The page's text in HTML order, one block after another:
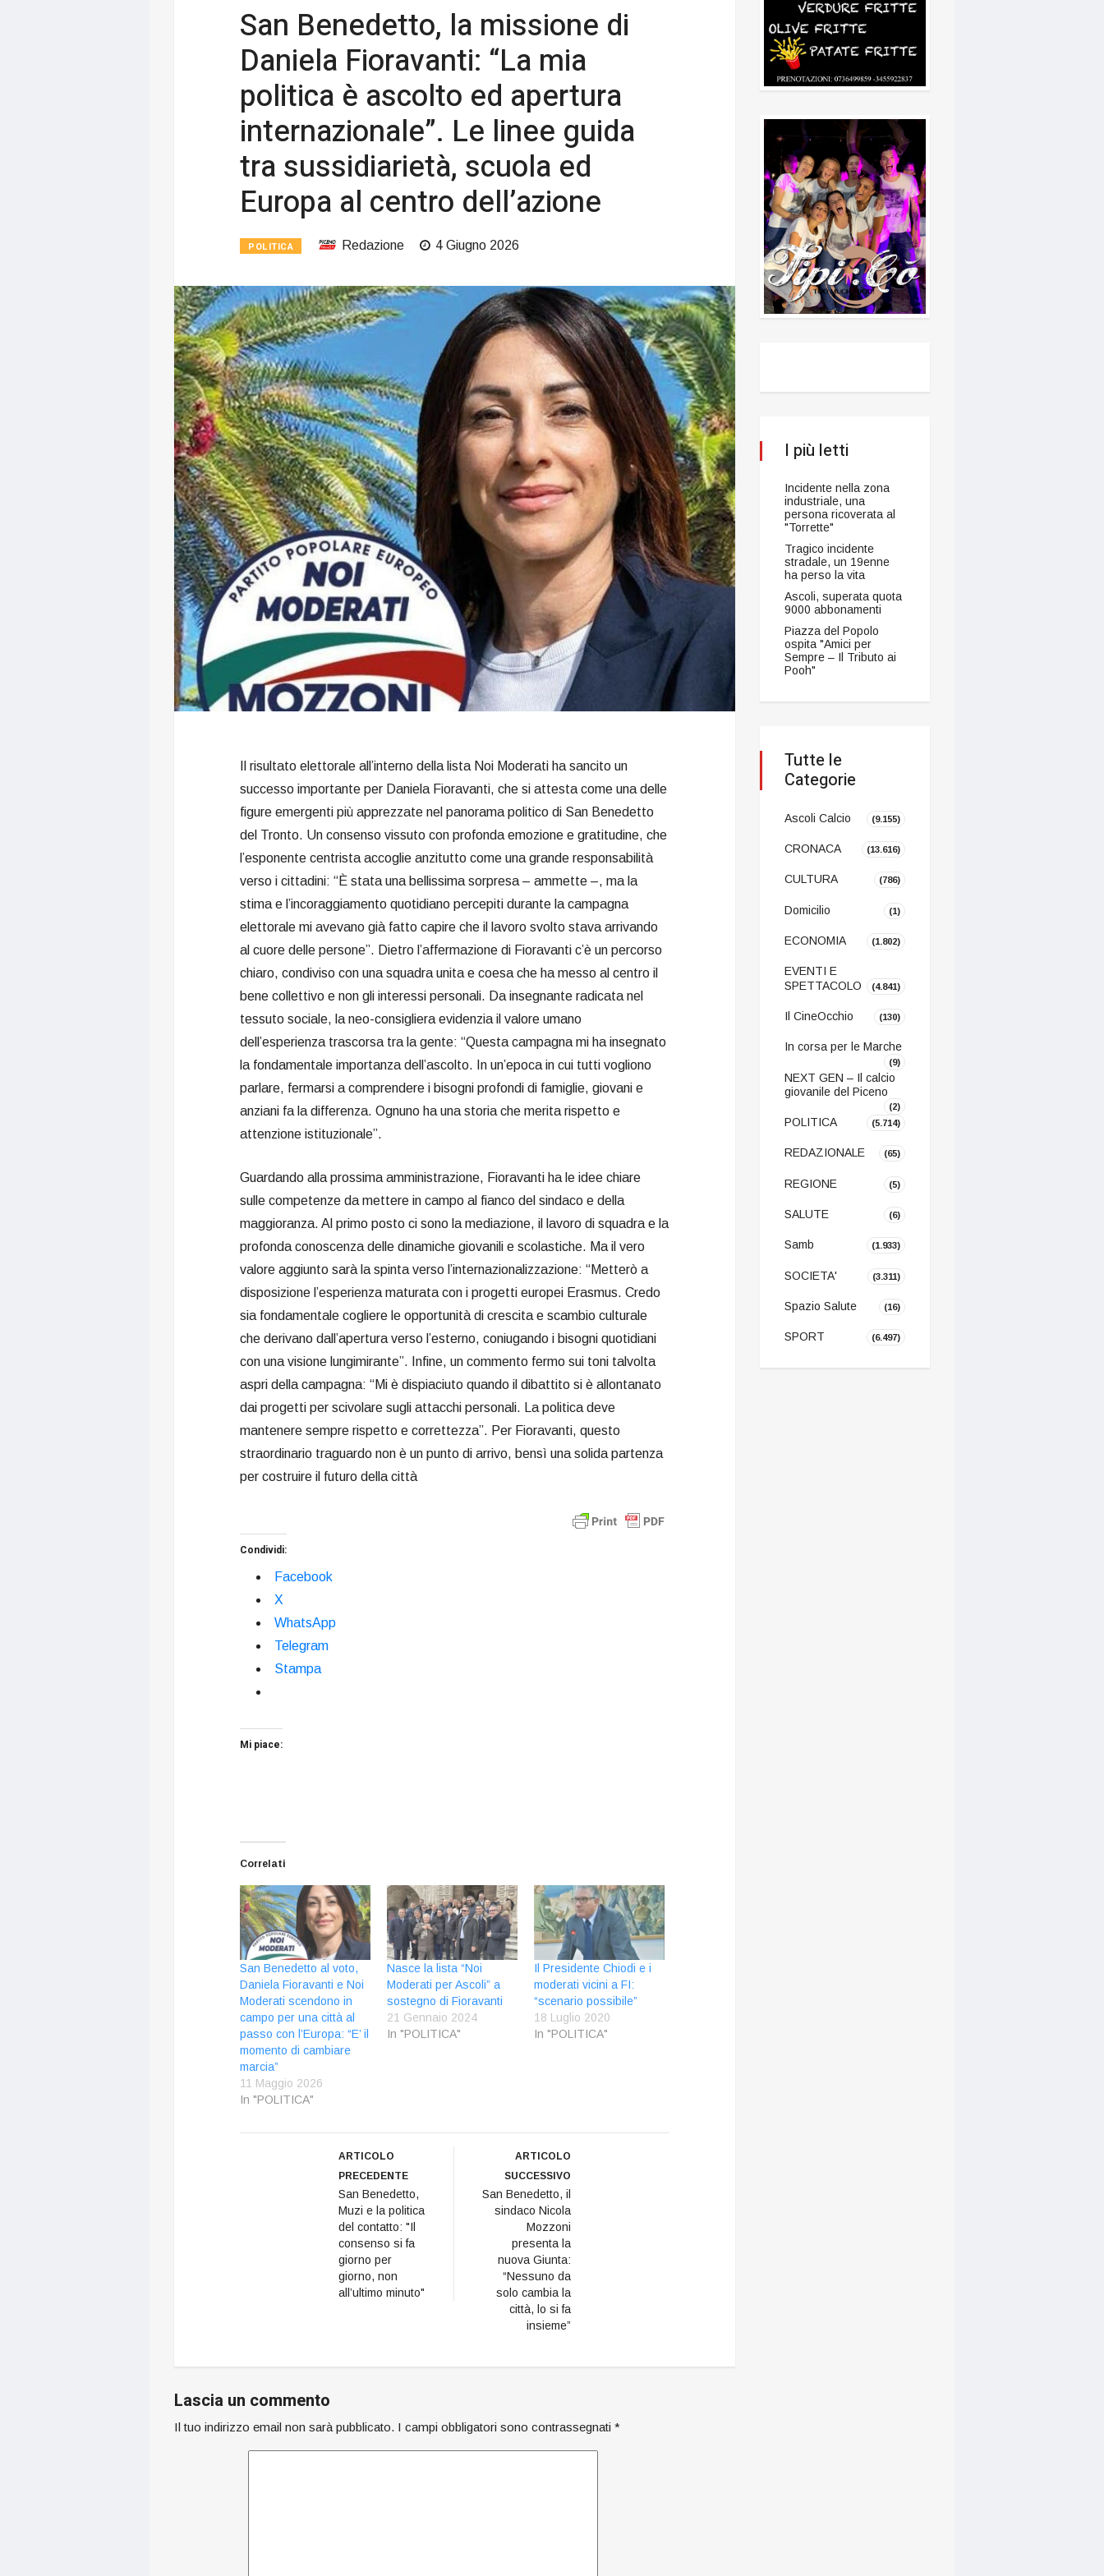
San Benedetto, la missione di
Daniela Fioravanti: “La mia
politica è ascolto ed apertura
internazionale”. Le linee guida
tra sussidiarietà, scuola ed
Europa al centro dell’azione
POLITICA Redazione 4 Giugno 2026
Il risultato elettorale all’interno della lista Noi Moderati ha sancito un
successo importante per Daniela Fioravanti, che si attesta come una delle
figure emergenti più apprezzate nel panorama politico di San Benedetto
del Tronto. Un consenso vissuto con profonda emozione e gratitudine, che
l’esponente centrista accoglie anzitutto come una grande responsabilità
verso i cittadini: “È stata una bellissima sorpresa – ammette –, ma la
stima e l’incoraggiamento quotidiano percepiti durante la campagna
elettorale mi avevano già fatto capire che il lavoro svolto stava arrivando
al cuore delle persone”. Dietro l’affermazione di Fioravanti c’è un percorso
chiaro, condiviso con una squadra unita e coesa che ha messo al centro il
bene collettivo e non gli interessi personali. Da insegnante radicata nel
tessuto sociale, la neo-consigliera evidenzia il valore umano
dell’esperienza trascorsa tra la gente: “Questa campagna mi ha insegnato
la fondamentale importanza dell’ascolto. In un’epoca in cui tutti vogliono
parlare, fermarsi a comprendere i bisogni profondi di famiglie, giovani e
anziani fa la differenza. Ognuno ha una storia che merita rispetto e
attenzione istituzionale”.
Guardando alla prossima amministrazione, Fioravanti ha le idee chiare
sulle competenze da mettere in campo al fianco del sindaco e della
maggioranza. Al primo posto ci sono la mediazione, il lavoro di squadra e la
profonda conoscenza delle dinamiche giovanili e scolastiche. Ma il vero
valore aggiunto sarà la spinta verso l’internazionalizzazione: “Metterò a
disposizione l’esperienza maturata con i progetti europei Erasmus. Credo
sia fondamentale cogliere le opportunità di crescita e scambio culturale
che derivano dall’apertura verso l’esterno, coniugando i bisogni quotidiani
con una visione lungimirante”. Infine, un commento fermo sui toni talvolta
aspri della campagna: “Mi è dispiaciuto quando il dibattito si è allontanato
dai progetti per scivolare sugli attacchi personali. La politica deve
mantenere sempre rispetto e correttezza”. Per Fioravanti, questo
straordinario traguardo non è un punto di arrivo, bensì una solida partenza
per costruire il futuro della città
Condividi:
Facebook
X
WhatsApp
Telegram
Stampa
Mi piace:
Correlati
San Benedetto al voto,
Daniela Fioravanti e Noi
Moderati scendono in
campo per una città al
passo con l’Europa: “E’ il
momento di cambiare
marcia”
11 Maggio 2026
In "POLITICA"
Nasce la lista “Noi
Moderati per Ascoli” a
sostegno di Fioravanti
21 Gennaio 2024
In "POLITICA"
Il Presidente Chiodi e i
moderati vicini a FI:
“scenario possibile”
18 Luglio 2020
In "POLITICA"
ARTICOLO
PRECEDENTE
San Benedetto,
Muzi e la politica
del contatto: "Il
consenso si fa
giorno per
giorno, non
all’ultimo minuto"
ARTICOLO
SUCCESSIVO
San Benedetto, il
sindaco Nicola
Mozzoni
presenta la
nuova Giunta:
“Nessuno da
solo cambia la
città, lo si fa
insieme”
Lascia un commento
Il tuo indirizzo email non sarà pubblicato. I campi obbligatori sono contrassegnati *
I più letti
Incidente nella zona
industriale, una
persona ricoverata al
"Torrette"
Tragico incidente
stradale, un 19enne
ha perso la vita
Ascoli, superata quota
9000 abbonamenti
Piazza del Popolo
ospita "Amici per
Sempre – Il Tributo ai
Pooh"
Tutte le
Categorie
Ascoli Calcio (9.155)
CRONACA (13.616)
CULTURA (786)
Domicilio (1)
ECONOMIA (1.802)
EVENTI E
SPETTACOLO
(4.841)
Il CineOcchio (130)
In corsa per le Marche
(9)
NEXT GEN – Il calcio
giovanile del Piceno
(2)
POLITICA (5.714)
REDAZIONALE (65)
REGIONE (5)
SALUTE (6)
Samb (1.933)
SOCIETA' (3.311)
Spazio Salute (16)
SPORT (6.497)